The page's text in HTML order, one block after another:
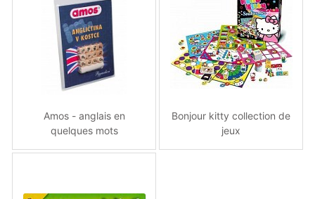
Amos - anglais en
quelques mots
Bonjour kitty collection de
jeux